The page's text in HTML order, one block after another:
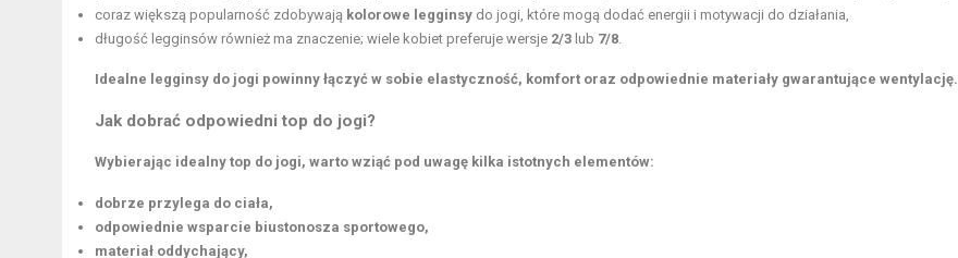
coraz większą popularność zdobywają kolorowe legginsy do jogi, które mogą dodać energii i motywacji do działania,
długość legginsów również ma znaczenie; wiele kobiet preferuje wersje 2/3 lub 7/8
Idealne legginsy do jogi powinny łączyć w sobie elastyczność, komfort oraz odpowiednie materiały gwarantujące wentylację.
Jak dobrać odpowiedni top do jogi?
Wybierając idealny top do jogi, warto wziąć pod uwagę kilka istotnych elementów:
dobrze przylega do ciała,
odpowiednie wsparcie biustonosza sportowego,
materiał oddychający,